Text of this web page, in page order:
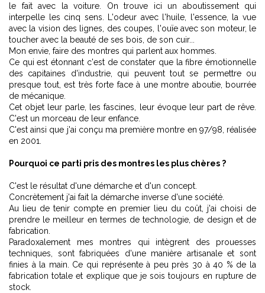
le fait avec la voiture. On trouve ici un aboutissement qui
interpelle les cinq sens. L'odeur avec l'huile, l'essence, la vue
avec la vision des lignes, des coupes, l'ouïe avec son moteur, le
toucher avec la beauté de ses bois, de son cuir...
Mon envie, faire des montres qui parlent aux hommes.
Ce qui est étonnant c'est de constater que la fibre émotionnelle
des capitaines d'industrie, qui peuvent tout se permettre ou
presque tout, est très forte face à une montre aboutie, bourrée
de mécanique.
Cet objet leur parle, les fascines, leur évoque leur part de rêve.
C'est un morceau de leur enfance.
C'est ainsi que j'ai conçu ma première montre en 97/98, réalisée
en 2001.
Pourquoi ce parti pris des montres les plus chères ?
C'est le résultat d'une démarche et d'un concept.
Concrètement j'ai fait la démarche inverse d'une société.
Au lieu de tenir compte en premier lieu du coût, j'ai choisi de
prendre le meilleur en termes de technologie, de design et de
fabrication.
Paradoxalement mes montres qui intègrent des prouesses
techniques, sont fabriquées d'une manière artisanale et sont
finies à la main. Ce qui représente à peu près 30 à 40 % de la
fabrication totale et explique que je sois toujours en rupture de
stock.